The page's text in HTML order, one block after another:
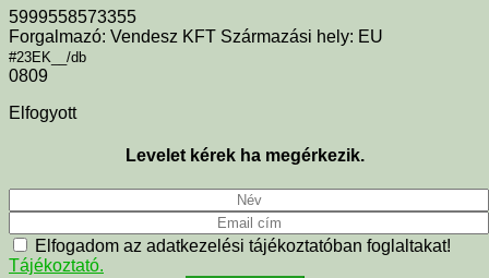
5999558573355
Forgalmazó: Vendesz KFT Származási hely: EU
#23EK__/db
0809
Elfogyott
Levelet kérek ha megérkezik.
Elfogadom az adatkezelési tájékoztatóban foglaltakat!
Tájékoztató.